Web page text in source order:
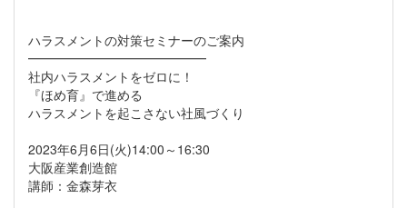
ハラスメントの対策セミナーのご案内
━━━━━━━━━━━━━━
社内ハラスメントをゼロに！
『ほめ育』で進める
ハラスメントを起こさない社風づくり
2023年6月6日(火)14:00～16:30
大阪産業創造館
講師：金森芽衣